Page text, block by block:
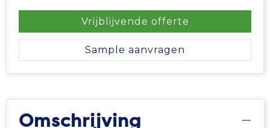
Vrijblijvende offerte
Sample aanvragen
Omschrijving